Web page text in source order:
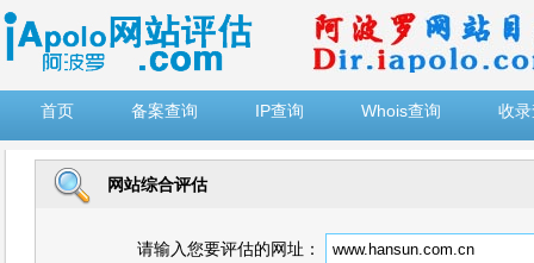
首页
备案查询 IP查询 Whois查询 收
网站综合评估
请输入您要评估的网址：